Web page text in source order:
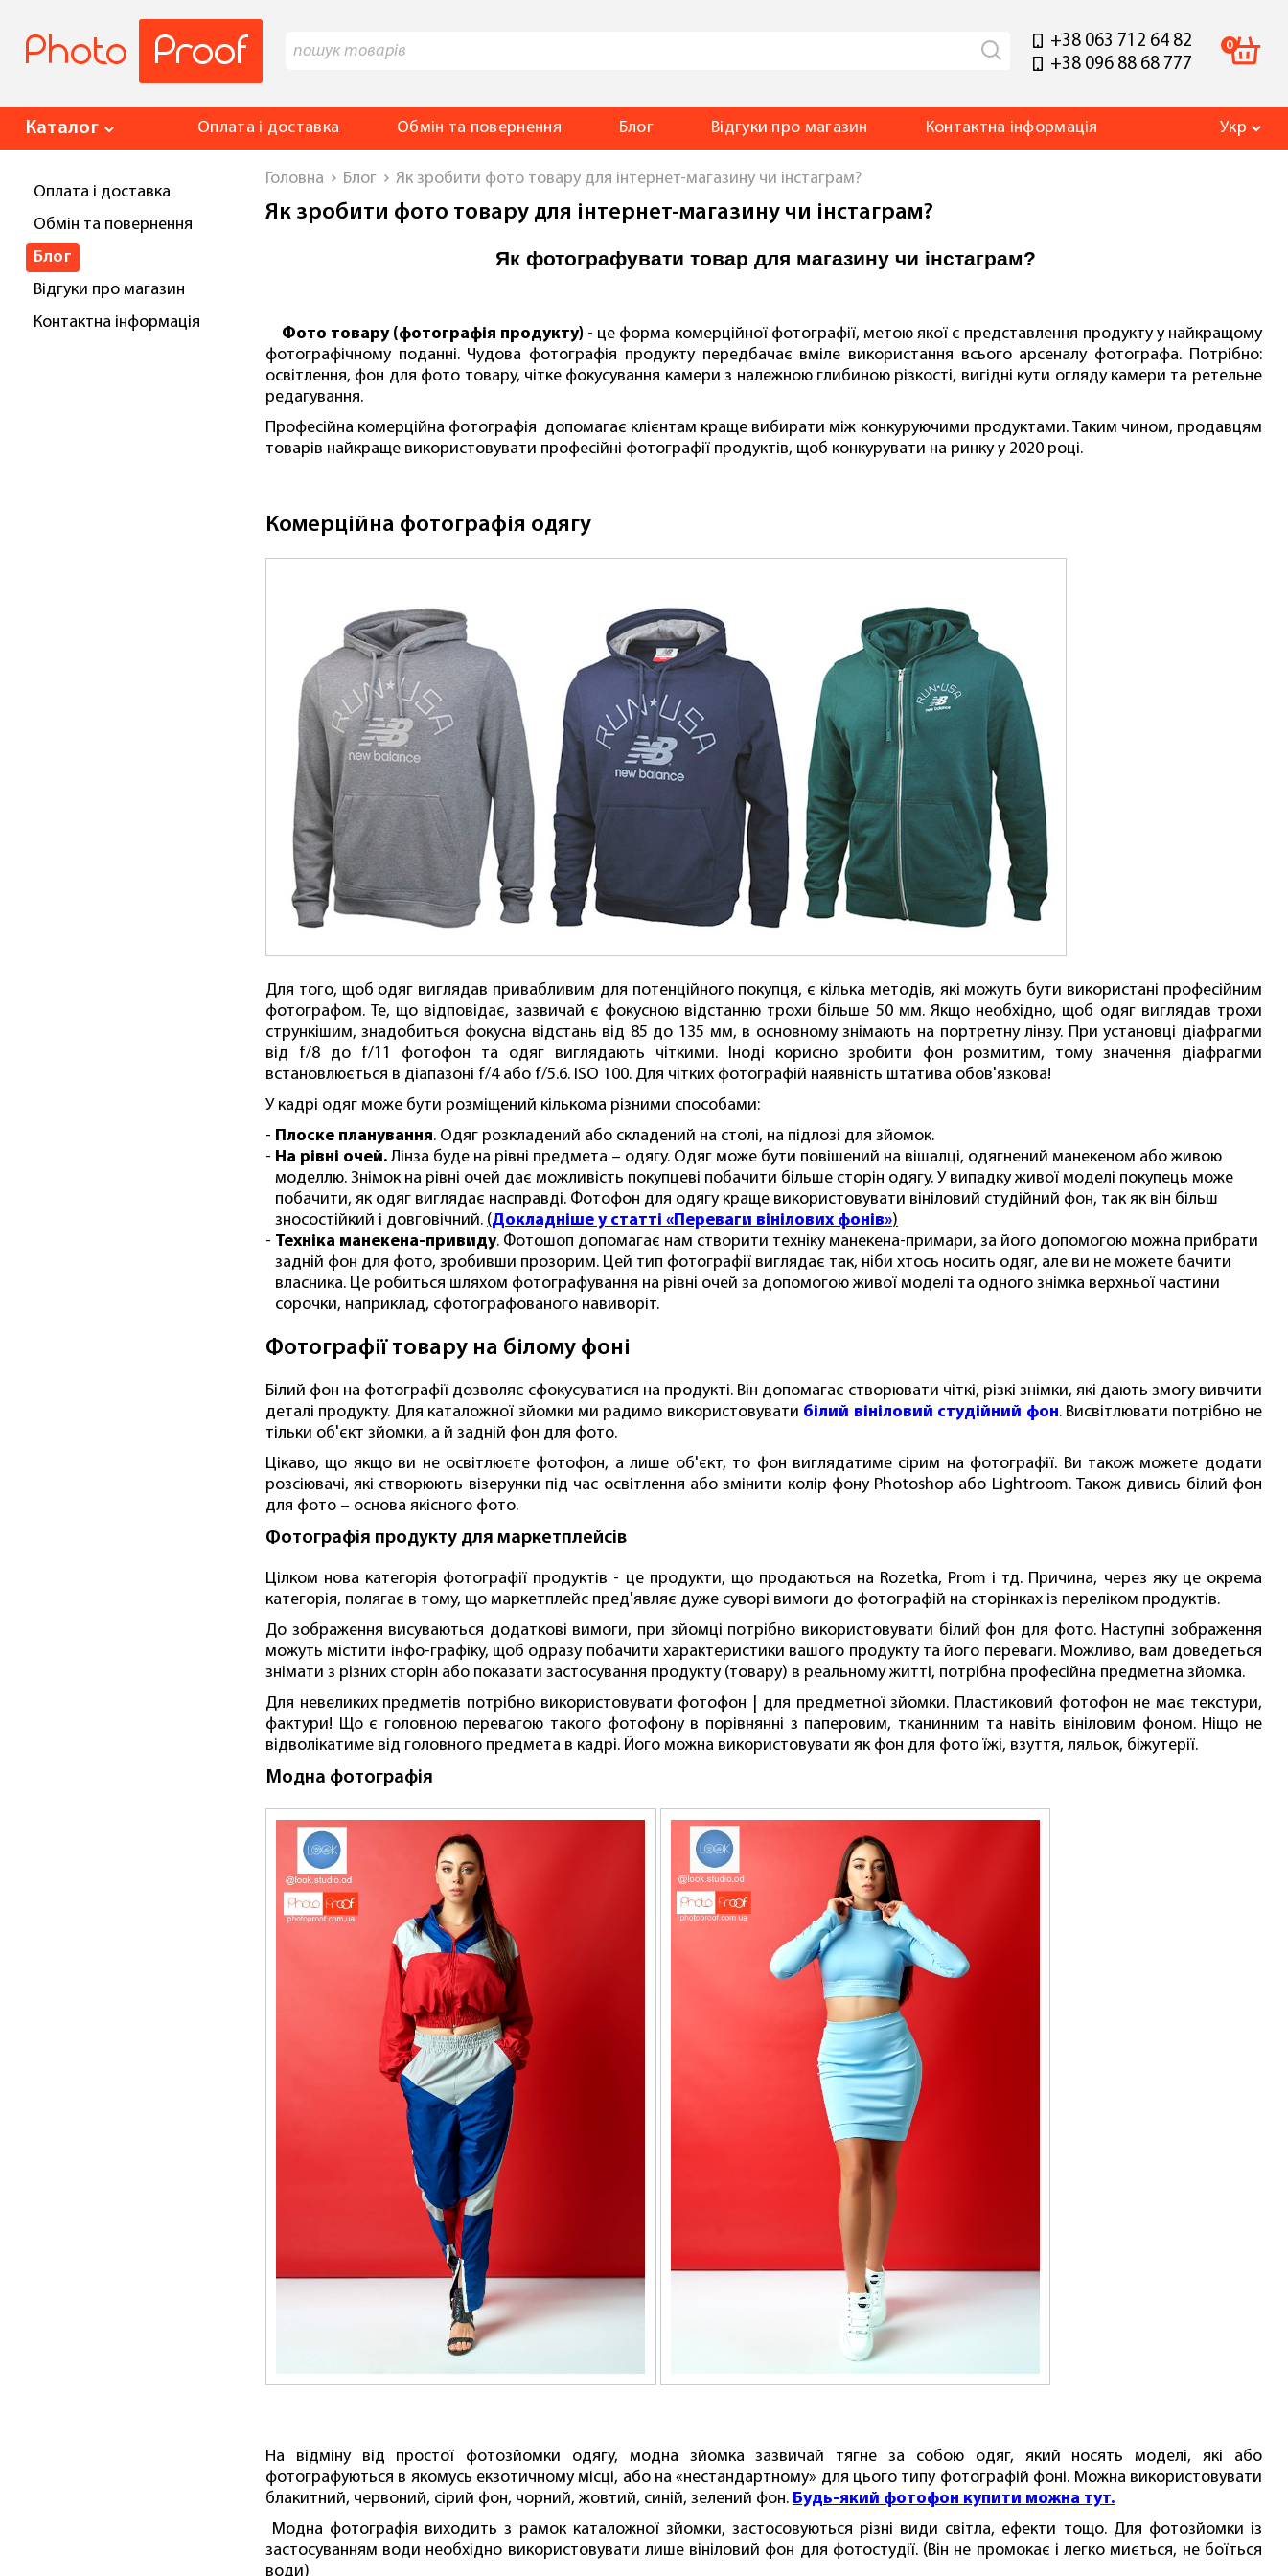
+38 063 712 64 82
+38 096 88 68 777
0
Каталог Оплата і доставка Обмін та повернення Блог Відгуки про магазин Контактна інформація Укр
Оплата і доставка
Обмін та повернення
Блог
Відгуки про магазин
Контактна інформація
Головна Блог Як зробити фото товару для інтернет-магазину чи інстаграм?
Як зробити фото товару для інтернет-магазину чи інстаграм?
Як фотографувати товар для магазину чи інстаграм?
Фото товару (фотографія продукту)- це форма комерційної фотографії, метою якої є представлення продукту у найкращому
фотографічному поданні. Чудова фотографія продукту передбачає вміле використання всього арсеналу фотографа. Потрібно:
освітлення, фон для фото товару, чітке фокусування камери з належною глибиною різкості, вигідні кути огляду камери та ретельне
редагування.
Професійна комерційна фотографія допомагає клієнтам краще вибирати між конкуруючими продуктами. Таким чином, продавцям
товарів найкраще використовувати професійні фотографії продуктів, щоб конкурувати на ринку у 2020 році.
Комерційна фотографія одягу
Для того, щоб одяг виглядав привабливим для потенційного покупця, є кілька методів, які можуть бути використані професійним
фотографом. Те, що відповідає, зазвичай є фокусною відстанню трохи більше 50 мм. Якщо необхідно, щоб одяг виглядав трохи
стрункішим, знадобиться фокусна відстань від 85 до 135 мм, в основному знімають на портретну лінзу. При установці діафрагми
від f/8 до f/11 фотофон та одяг виглядають чіткими. Іноді корисно зробити фон розмитим, тому значення діафрагми
встановлюється в діапазоні f/4 або f/5.6. ISO 100. Для чітких фотографій наявність штатива обов'язкова!
У кадрі одяг може бути розміщений кількома різними способами:
Плоске планування. Одяг розкладений або складений на столі, на підлозі для зйомок.
На рівні очей.Лінза буде на рівні предмета – одягу. Одяг може бути повішений на вішалці, одягнений манекеном або живою
моделлю. Знімок на рівні очей дає можливість покупцеві побачити більше сторін одягу. У випадку живої моделі покупець може
побачити, як одяг виглядає насправді. Фотофон для одягу краще використовувати вініловий студійний фон, так як він більш
зносостійкий і довговічний. (Докладніше у статті «Переваги вінілових фонів»)
Техніка манекена-привиду. Фотошоп допомагає нам створити техніку манекена-примари, за його допомогою можна прибрати
задній фон для фото, зробивши прозорим. Цей тип фотографії виглядає так, ніби хтось носить одяг, але ви не можете бачити
власника. Це робиться шляхом фотографування на рівні очей за допомогою живої моделі та одного знімка верхньої частини
сорочки, наприклад, сфотографованого навиворіт.
Фотографії товару на білому фоні
Білий фон на фотографії дозволяє сфокусуватися на продукті. Він допомагає створювати чіткі, різкі знімки, які дають змогу вивчити
деталі продукту. Для каталожної зйомки ми радимо використовувати білий вініловий студійний фон. Висвітлювати потрібно не
тільки об'єкт зйомки, а й задній фон для фото.
Цікаво, що якщо ви не освітлюєте фотофон, а лише об'єкт, то фон виглядатиме сірим на фотографії. Ви також можете додати
розсіювачі, які створюють візерунки під час освітлення або змінити колір фону Photoshop або Lightroom. Також дивись білий фон
для фото – основа якісного фото.
Фотографія продукту для маркетплейсів
Цілком нова категорія фотографії продуктів - це продукти, що продаються на Rozetka, Prom і тд. Причина, через яку це окрема
категорія, полягає в тому, що маркетплейс пред'являє дуже суворі вимоги до фотографій на сторінках із переліком продуктів.
До зображення висуваються додаткові вимоги, при зйомці потрібно використовувати білий фон для фото. Наступні зображення
можуть містити інфо-графіку, щоб одразу побачити характеристики вашого продукту та його переваги. Можливо, вам доведеться
знімати з різних сторін або показати застосування продукту (товару) в реальному житті, потрібна професійна предметна зйомка.
Для невеликих предметів потрібно використовувати фотофон | для предметної зйомки. Пластиковий фотофон не має текстури,
фактури! Що є головною перевагою такого фотофону в порівнянні з паперовим, тканинним та навіть вініловим фоном. Ніщо не
відволікатиме від головного предмета в кадрі. Його можна використовувати як фон для фото їжі, взуття, ляльок, біжутерії.
Модна фотографія
На відміну від простої фотозйомки одягу, модна зйомка зазвичай тягне за собою одяг, який носять моделі, які або
фотографуються в якомусь екзотичному місці, або на «нестандартному» для цього типу фотографій фоні. Можна використовувати
блакитний, червоний, сірий фон, чорний, жовтий, синій, зелений фон. Будь-який фотофон купити можна тут.
Модна фотографія виходить з рамок каталожної зйомки, застосовуються різні види світла, ефекти тощо. Для фотозйомки із
застосуванням води необхідно використовувати лише вініловий фон для фотостудії. (Він не промокає і легко миється, не боїться
води)